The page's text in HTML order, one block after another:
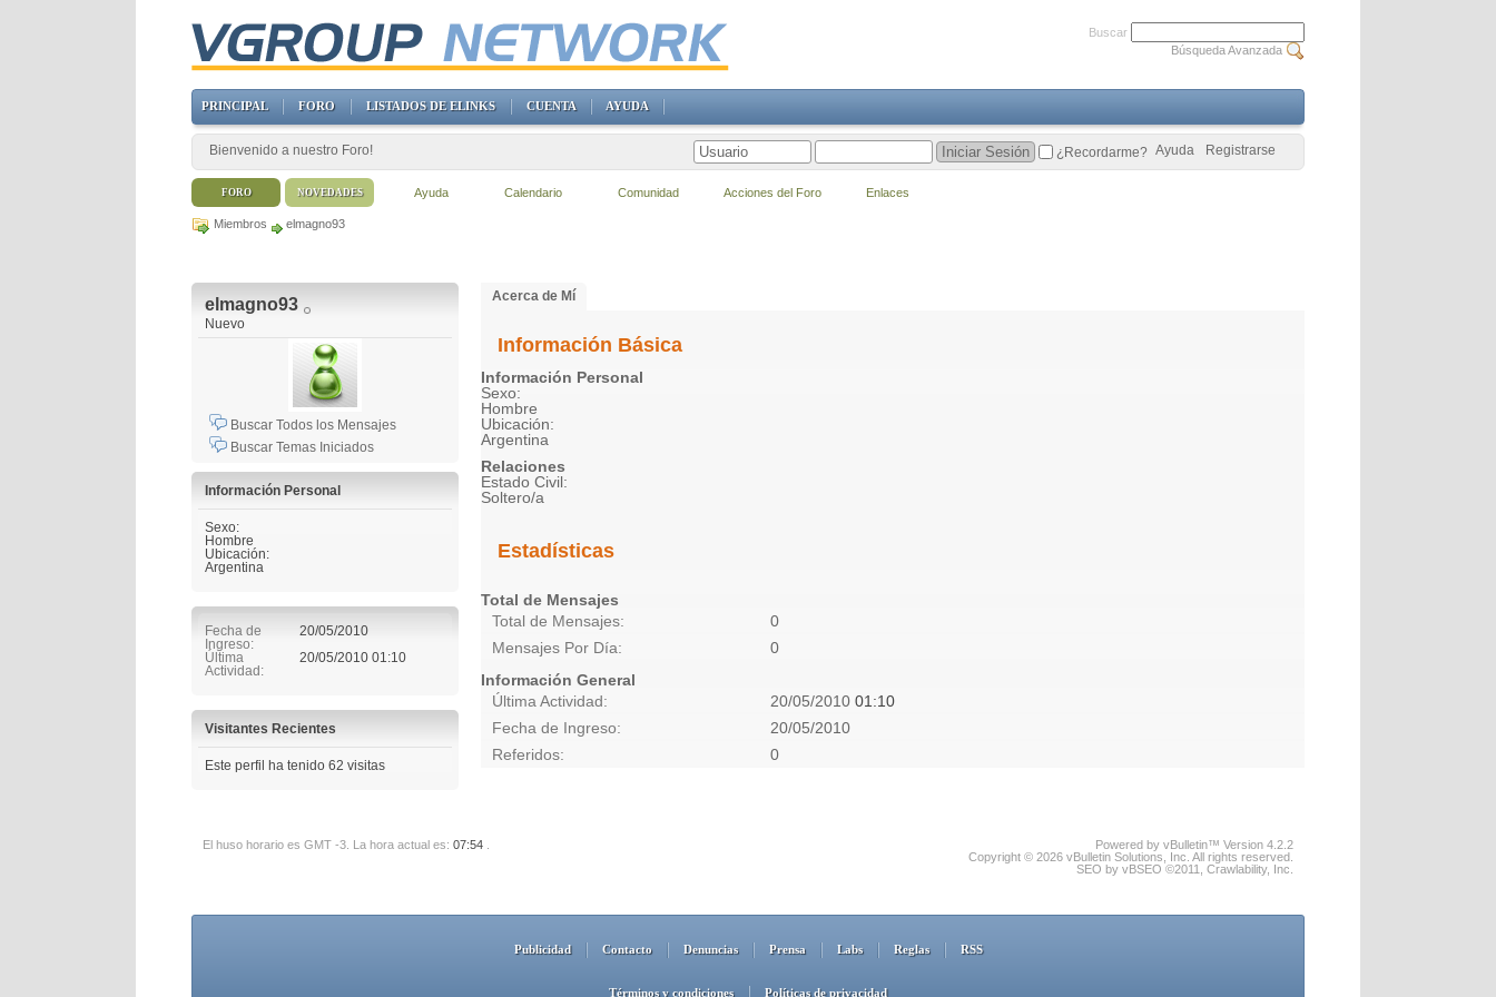
Miembros elmagno93
elmagno93
Nuevo
Buscar Todos los Mensajes
Buscar Temas Iniciados
Información Personal
Sexo:
Hombre
Ubicación:
Argentina
Fecha de
Ingreso
20/05/2010
Última
Actividad
20/05/2010 01:10
Visitantes Recientes
Este perfil ha tenido 62 visitas
Acerca de Mí
Información Básica
Información Personal
Sexo:
Hombre
Ubicación:
Argentina
Relaciones
Estado Civil:
Soltero/a
Estadísticas
Total de Mensajes
Total de Mensajes
0
Mensajes Por Día
0
Información General
Última Actividad
20/05/2010 01:10
Fecha de Ingreso
20/05/2010
Referidos
0
El huso horario es GMT -3. La hora actual es: 07:54
Powered by vBulletin™ Version 4.2.2
Copyright © 2026 vBulletin Solutions, Inc. All rights reserved.
SEO by vBSEO ©2011, Crawlability, Inc.
Publicidad Contacto Denuncias Prensa Labs Reglas RSS
Términos y condiciones Políticas de privacidad
Buscar
Búsqueda Avanzada
PRINCIPAL FORO LISTADOS DE ELINKS CUENTA AYUDA
Bienvenido a nuestro Foro! Registrarse
Ayuda
¿Recordarme?
FORO Ayuda Calendario Comunidad Acciones del Foro Enlaces
NOVEDADES